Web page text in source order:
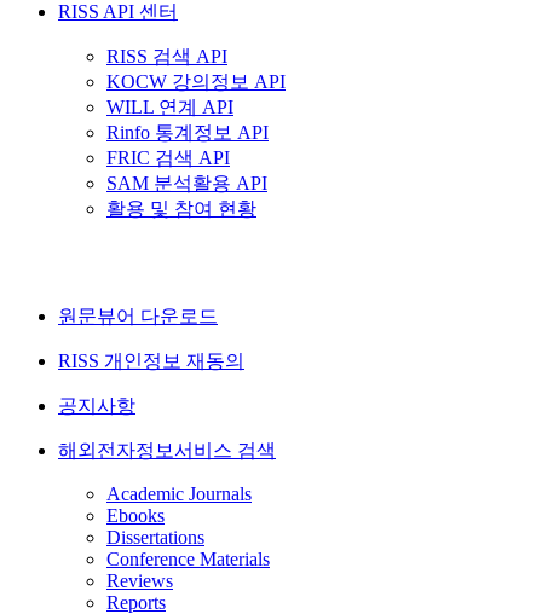
RISS API 센터
RISS 검색 API
KOCW 강의정보 API
WILL 연계 API
Rinfo 통계정보 API
FRIC 검색 API
SAM 분석활용 API
활용 및 참여 현황
원문뷰어 다운로드
RISS 개인정보 재동의
공지사항
해외전자정보서비스 검색
Academic Journals
Ebooks
Dissertations
Conference Materials
Reviews
Reports